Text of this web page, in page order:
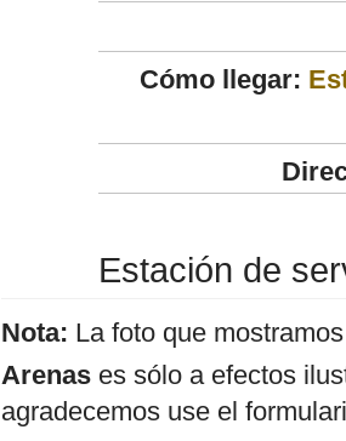
Cómo llegar:
Estación de
Nota: La foto que
Arenas es sólo a efectos
agradecemos use el